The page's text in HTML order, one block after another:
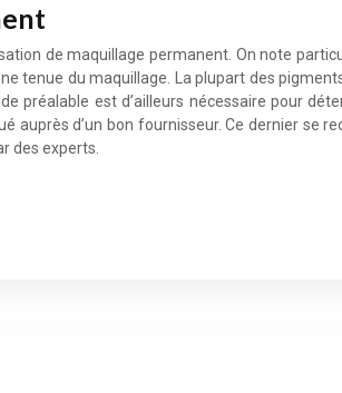
de maquillage permanent. On note
tenue du maquillage. La plupart des
est d’ailleurs nécessaire pour
d’un bon fournisseur. Ce dernier se
des experts.